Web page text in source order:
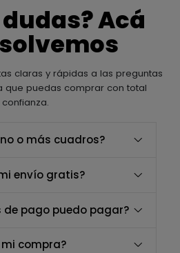
Acá
claras y rápidas a las preguntas
que puedas comprar con total
confianza.
o más cuadros?
envío gratis?
de pago puedo pagar?
compra?